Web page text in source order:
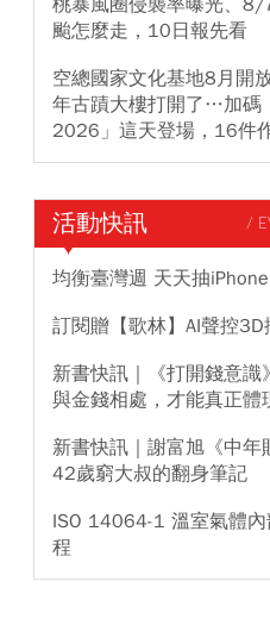
桃暴風圈侵襲率曝光、8/
颱怎麼走，10日報先看
空總國家文化基地8月開
年古蹟大樓打開了…加碼
2026」這天登場，16件
活動快訊 /
均衡臺灣週 天天抽iPhone
訂閱贈【歌林】AI聲控3D
新書快訊｜《打開錢意識
與金錢相處，才能真正體
新書快訊｜謝富旭《中年
42歲窮大叔的翻身筆記
ISO 14064-1 溫室氣體
程